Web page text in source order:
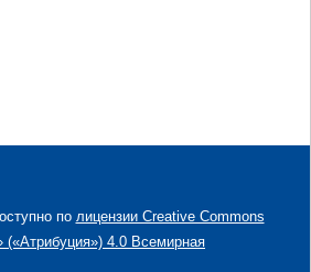
по лицензии Creative Commons
(«Атрибуция») 4.0 Всемирная